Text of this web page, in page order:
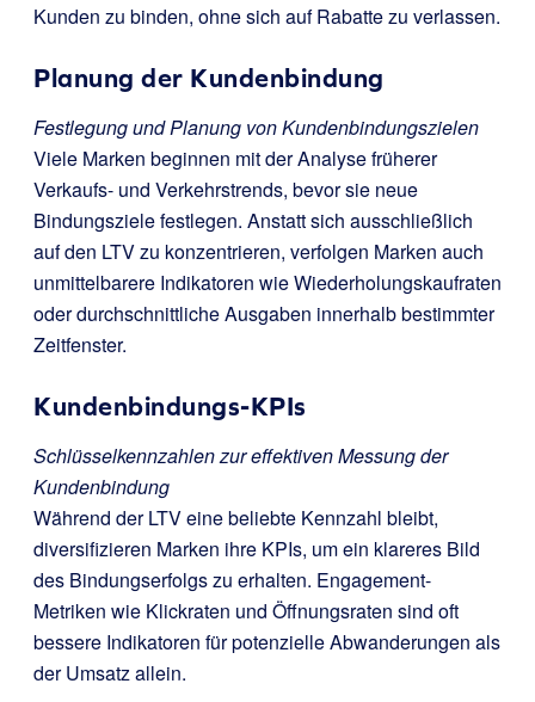
Kunden zu binden, ohne sich auf Rabatte zu verlassen.
Planung der Kundenbindung
Festlegung und Planung von Kundenbindungszielen
Viele Marken beginnen mit der Analyse früherer
Verkaufs- und Verkehrstrends, bevor sie neue
Bindungsziele festlegen. Anstatt sich ausschließlich
auf den LTV zu konzentrieren, verfolgen Marken auch
unmittelbarere Indikatoren wie Wiederholungskaufraten
oder durchschnittliche Ausgaben innerhalb bestimmter
Zeitfenster.
Kundenbindungs-KPIs
Schlüsselkennzahlen zur effektiven Messung der
Kundenbindung
Während der LTV eine beliebte Kennzahl bleibt,
diversifizieren Marken ihre KPIs, um ein klareres Bild
des Bindungserfolgs zu erhalten. Engagement-
Metriken wie Klickraten und Öffnungsraten sind oft
bessere Indikatoren für potenzielle Abwanderungen als
der Umsatz allein.